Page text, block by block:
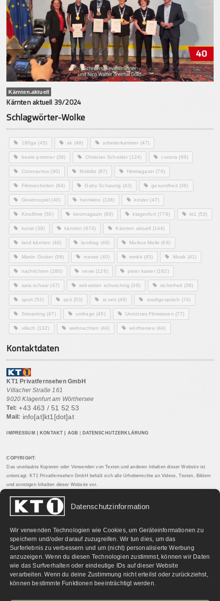
Datenschutzinformation
Wir verwenden Technologien wie Cookies, um Geräteinformationen zu
speichern und/oder darauf zuzugreifen. Wir tun dies, um das
Surferlebnis zu verbessern und um (nicht) personalisierte Werbung
anzuzeigen. Wenn du diesen Technologien zustimmst, können wir Daten
wie das Surfverhalten oder eindeutige IDs auf dieser Website
verarbeiten. Wenn du deine Zustimmung nicht erteilst oder zurückziehst,
können bestimmte Funktionen beeinträchtigt werden.
Kärnten.aktuell
Kärnten aktuell 39/2024
Schlagwörter-Wolke
180ga (45) ak (48) arbeiterkammer (47)
beate prettner(38) Christian Scheider (124) corona (69)
Coronavirus (90) filmblitz (87) filmmagazin (76)
Filmneuheiten (64) Gaby Schaunig (43) gesundheit(36)
Gewinnspiel (40) heimkino (138) kinder (47)
Kinofilme (50) kinomagazin (69) klagenfurt(776) kt1 (53)
kunst (38) kärnten (674) Kärnten aktuell (144)
land kärnten (46) landtag (49) Markus Malle (68)
Martin Gruber (58) messe (40) mmkk(45) Musik (41)
nachrichten (280) news(126) peter kaiser(162)
sara schaar (47) sebastian schuschnig (38) sicherheit (36)
sport (52) spö (53) st.veit(49) stadtgespräch (74)
Streaming (47) umfrage (45) Unnützes Filmwissen (77)
villach (132) weihnachten (44) wörthersee (44)
Kontaktdaten
KT1 Privatfernsehen GmbH
Villacher Straße 161
9020 Klagenfurt am Wörthersee
Tel: +43 463 / 51 52 53
Mail: info[at]kt1[dot]at
IMPRESSUM KONTAKT AGB DATENSCHUTZERKLÄRUNG
COPYRIGHT:
Das unerlaubte Kopieren oder Verwenden von Texten und anderen Inhalten dieser Website ist
untersagt. KT1 Privatfernsehen GmbH behält sich alle Urheberrechte an Videos, Texten, Bildern
und sonstigen Inhalten dieser Website vor.
PARTNERLINKS: